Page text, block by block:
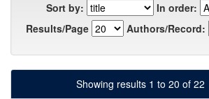
Sort by:
In order:
Results/Page
Authors/Record:
Showing results 1 to 20 of 22